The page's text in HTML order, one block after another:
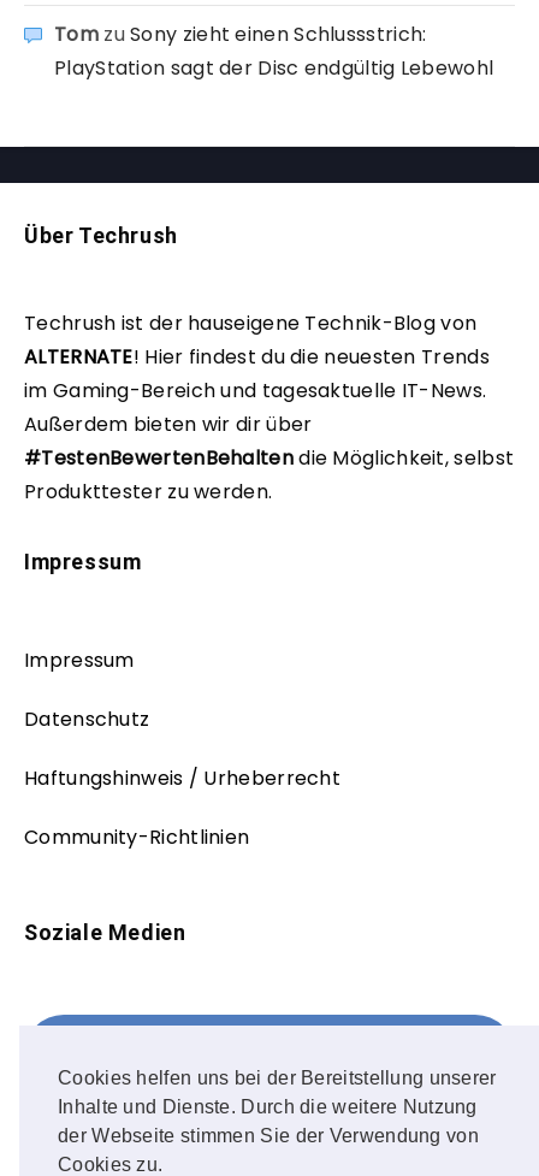
Cookies helfen uns bei der Bereitstellung unserer
Inhalte und Dienste. Durch die weitere Nutzung
der Webseite stimmen Sie der Verwendung von
Cookies zu.
TomzuSony zieht einen Schlussstrich:
PlayStation sagt der Disc endgültig Lebewohl
Über Techrush
Techrush ist der hauseigene Technik-Blog von
ALTERNATE! Hier findest du die neuesten Trends
im Gaming-Bereich und tagesaktuelle IT-News.
Außerdem bieten wir dir über
#TestenBewertenBehaltendie Möglichkeit, selbst
Produkttester zu werden.
Impressum
Impressum
Datenschutz
Haftungshinweis / Urheberrecht
Community-Richtlinien
Soziale Medien
FOLLOW ME!
Instagram
OUR PHOTOS!